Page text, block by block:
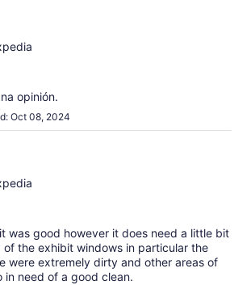
opinión.
Oct 08, 2024
was good however it does need a little bit
the exhibit windows in particular the
were extremely dirty and other areas of
in need of a good clean.